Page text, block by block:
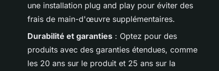
une installation plug and play pour éviter des
frais de main-d'œuvre supplémentaires.
Durabilité et garanties : Optez pour des
produits avec des garanties étendues, comme
les 20 ans sur le produit et 25 ans sur la